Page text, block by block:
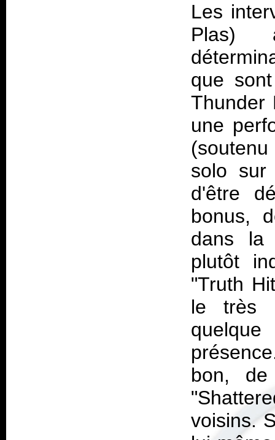
Les
Plas)
que
Thunder
une
solo
d'être
bonus,
dans la
plutôt
"Truth
le très
bon,
voisins.